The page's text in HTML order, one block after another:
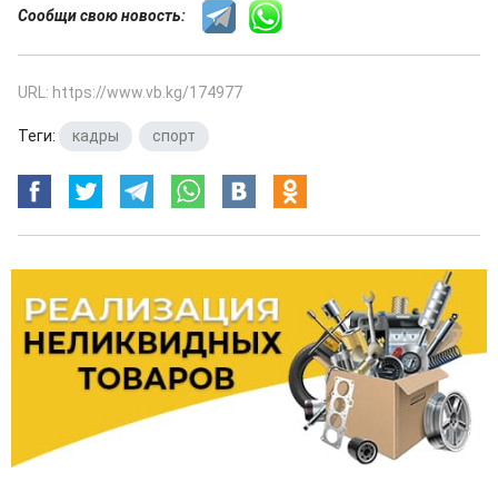
Сообщи свою новость:
URL: https://www.vb.kg/174977
Теги: кадры спорт